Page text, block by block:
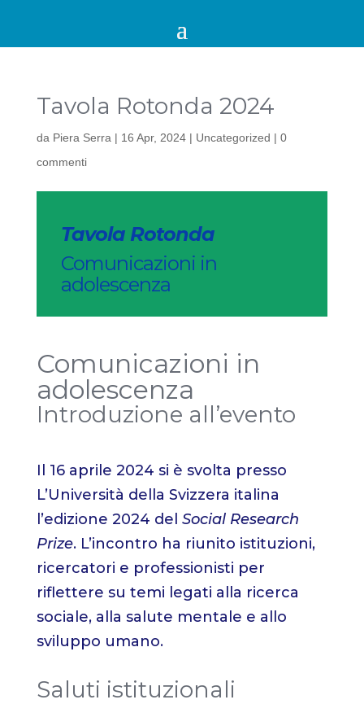
Tavola Rotonda 2024
da Piera Serra | 16 Apr, 2024| Uncategorized | 0
commenti
Tavola Rotonda
Comunicazioni in
adolescenza
Comunicazioni in
adolescenza
Introduzione all’evento
Il 16 aprile 2024 si è svolta presso
L’Università della Svizzera italina
l’edizione 2024 del Social Research
Prize. L’incontro ha riunito istituzioni,
ricercatori e professionisti per
riflettere su temi legati alla ricerca
sociale, alla salute mentale e allo
sviluppo umano.
Saluti istituzionali